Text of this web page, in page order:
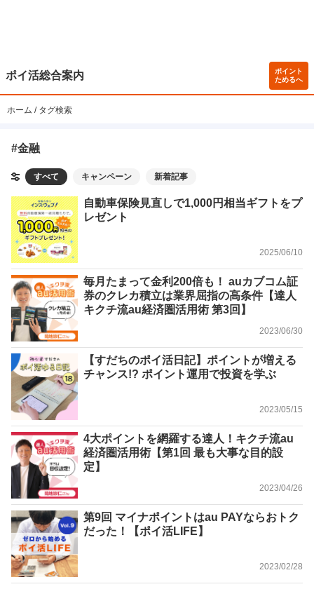
ポイ活総合案内
ポイント
ためるへ
ホーム タグ検索
#金融
すべて キャンペーン 新着記事
自動車保険見直しで1,000円相当ギフトをプ
レゼント
2025/06/10
毎月たまって金利200倍も！ auカブコム証
券のクレカ積立は業界屈指の高条件【達人
キクチ流au経済圏活用術 第3回】
2023/06/30
【すだちのポイ活日記】ポイントが増える
チャンス!? ポイント運用で投資を学ぶ
2023/05/15
4大ポイントを網羅する達人！キクチ流au
経済圏活用術【第1回 最も大事な目的設
定】
2023/04/26
第9回 マイナポイントはau PAYならおトク
だった！【ポイ活LIFE】
2023/02/28